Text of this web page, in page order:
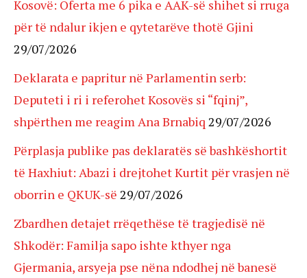
Kosovë: Oferta me 6 pika e AAK-së shihet si rruga
për të ndalur ikjen e qytetarëve thotë Gjini
29/07/2026
Deklarata e papritur në Parlamentin serb:
Deputeti i ri i referohet Kosovës si “fqinj”,
shpërthen me reagim Ana Brnabiq 29/07/2026
Përplasja publike pas deklaratës së bashkëshortit
të Haxhiut: Abazi i drejtohet Kurtit për vrasjen në
oborrin e QKUK-së 29/07/2026
Zbardhen detajet rrëqethëse të tragjedisë në
Shkodër: Familja sapo ishte kthyer nga
Gjermania, arsyeja pse nëna ndodhej në banesë